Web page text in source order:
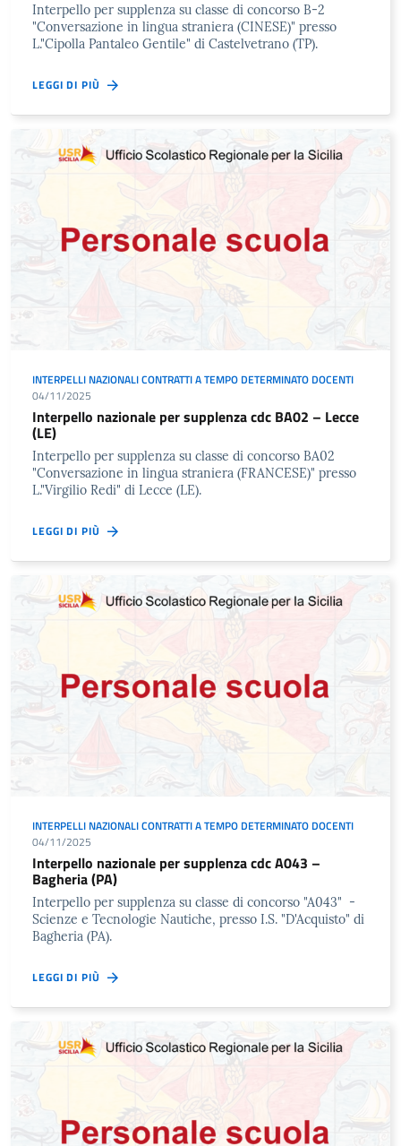
Interpello per supplenza su classe di concorso B-2
"Conversazione in lingua straniera (CINESE)" presso
L."Cipolla Pantaleo Gentile" di Castelvetrano (TP).
LEGGI DI PIÙ
INTERPELLI NAZIONALI CONTRATTI A TEMPO DETERMINATO DOCENTI
04/11/2025
Interpello nazionale per supplenza cdc BA02 – Lecce
(LE)
Interpello per supplenza su classe di concorso BA02
"Conversazione in lingua straniera (FRANCESE)" presso
L."Virgilio Redi" di Lecce (LE).
LEGGI DI PIÙ
INTERPELLI NAZIONALI CONTRATTI A TEMPO DETERMINATO DOCENTI
04/11/2025
Interpello nazionale per supplenza cdc A043 –
Bagheria (PA)
Interpello per supplenza su classe di concorso "A043" -
Scienze e Tecnologie Nautiche, presso I.S. "D'Acquisto" di
Bagheria (PA).
LEGGI DI PIÙ